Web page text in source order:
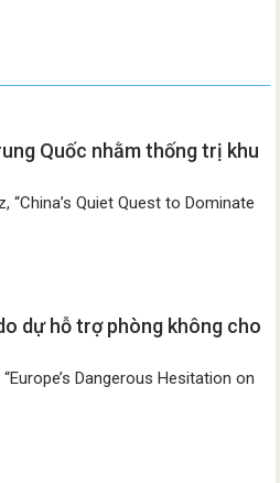
Quốc nhằm thống trị khu
Quiet Quest to Dominate
dự hỗ trợ phòng không cho
Dangerous Hesitation on